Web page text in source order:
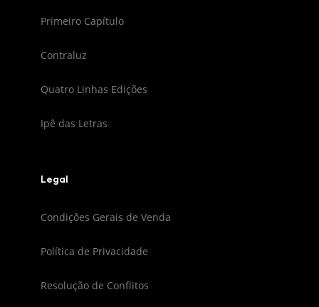
Primeiro Capítulo
Contraluz
Quatro Linhas Edições
Ipê das Letras
Legal
Condições Gerais de Venda
Política de Privacidade
Resolução de Conflitos